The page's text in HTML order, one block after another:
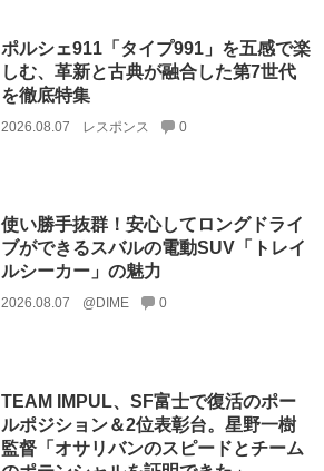
ポルシェ911「タイプ991」を五感で楽
しむ、革新と古典が融合した第7世代
を徹底特集
2026.08.07 レスポンス 0
使い勝手抜群！安心してロングドライ
ブができるスバルの電動SUV「トレイ
ルシーカー」の魅力
2026.08.07 @DIME 0
TEAM IMPUL、SF富士で復活のポー
ルポジション＆2位表彰台。星野一樹
監督「オサリバンのスピードとチーム